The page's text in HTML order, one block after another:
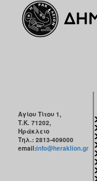
Αγίου Τίτου 1,
Τ.Κ. 71202,
Ηράκλειο
Τηλ.: 2813-409000
email:info@heraklion.gr